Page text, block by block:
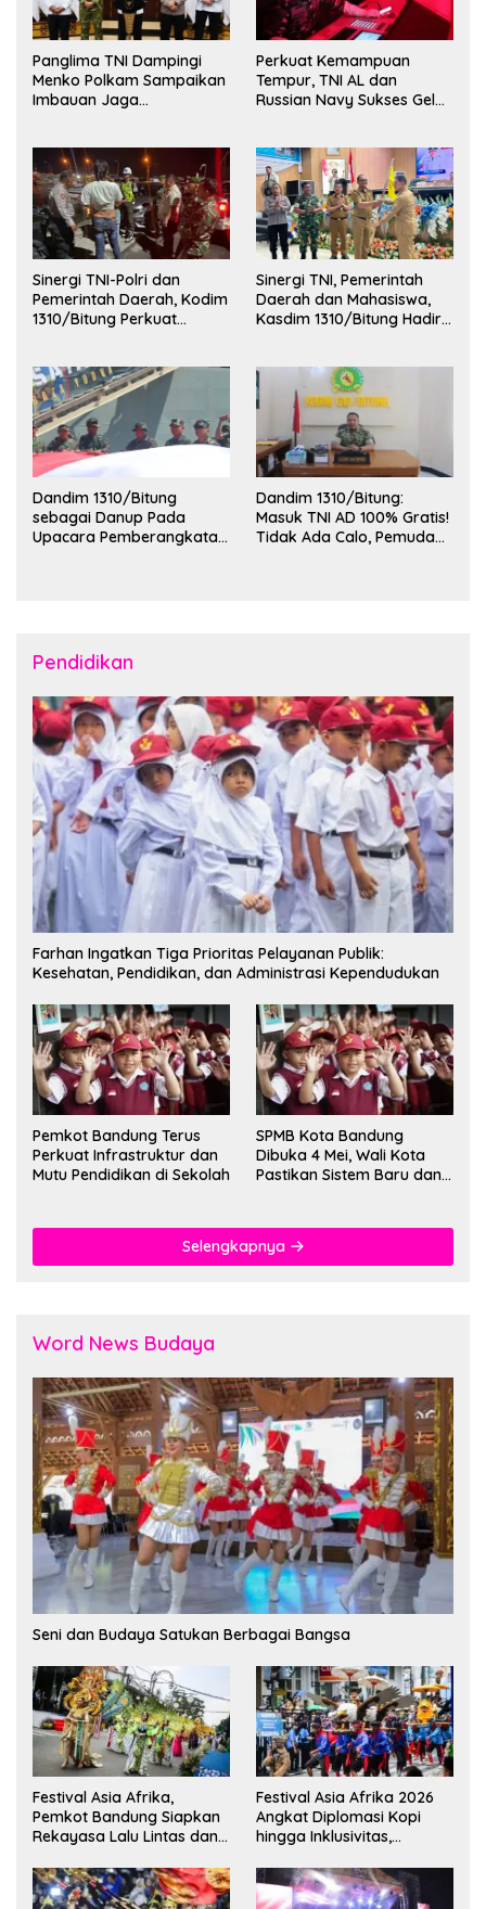
Panglima TNI Dampingi
Menko Polkam Sampaikan
Imbauan Jaga
Perkuat Kemampuan
Tempur, TNI AL dan
Russian Navy Sukses Gelar
Sinergi TNI-Polri dan
Pemerintah Daerah, Kodim
1310/Bitung Perkuat
Sinergi TNI, Pemerintah
Daerah dan Mahasiswa,
Kasdim 1310/Bitung Hadiri
Kota Bitung
Dandim 1310/Bitung
sebagai Danup Pada
Upacara Pemberangkatan
Dandim 1310/Bitung:
Masuk TNI AD 100% Gratis!
Tidak Ada Calo, Pemuda
Pendidikan
Farhan Ingatkan Tiga Prioritas Pelayanan Publik:
Kesehatan, Pendidikan, dan Administrasi Kependudukan
Pemkot Bandung Terus
Perkuat Infrastruktur dan
Mutu Pendidikan di Sekolah
SPMB Kota Bandung
Dibuka 4 Mei, Wali Kota
Pastikan Sistem Baru dan
Selengkapnya
Word News Budaya
Seni dan Budaya Satukan Berbagai Bangsa
Festival Asia Afrika,
Pemkot Bandung Siapkan
Rekayasa Lalu Lintas dan
Festival Asia Afrika 2026
Angkat Diplomasi Kopi
hingga Inklusivitas,
Duta Besar